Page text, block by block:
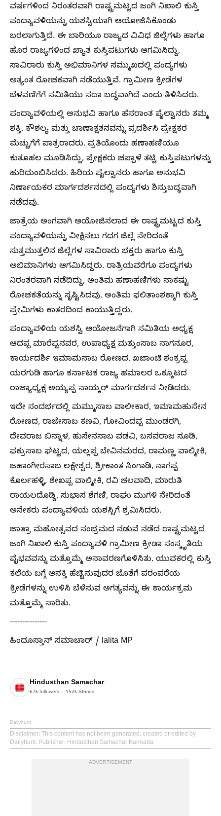
ವರ್ಷಗಳಿಂದ ನಿರಂತರವಾಗಿ ರಾಷ್ಟ್ರಮಟ್ಟದ ಜಂಗಿ ನಿಖಾಲಿ ಕುಸ್ತಿ
ಪಂದ್ಯಾವಳಿಯನ್ನು ಯಶಸ್ವಿಯಾಗಿ ಆಯೋಜಿಸಿಕೊಂಡು
ಬರಲಾಗುತ್ತಿದೆ. ಈ ಬಾರಿಯೂ ರಾಜ್ಯದ ವಿವಿಧ ಜಿಲ್ಲೆಗಳು ಹಾಗೂ
ಹೊರ ರಾಜ್ಯಗಳಿಂದ ಖ್ಯಾತ ಕುಸ್ತಿಪಟುಗಳು ಆಗಮಿಸಿದ್ದು,
ಸಾವಿರಾರು ಕುಸ್ತಿ ಅಭಿಮಾನಿಗಳ ಸಮ್ಮುಖದಲ್ಲಿ ಪಂದ್ಯಗಳು
ಅತ್ಯಂತ ರೋಚಕವಾಗಿ ನಡೆಯುತ್ತಿವೆ. ಗ್ರಾಮೀಣ ಕ್ರೀಡೆಗಳ
ಬೆಳವಣಿಗೆಗೆ ಸಮಿತಿಯು ಸದಾ ಬದ್ಧವಾಗಿದೆ ಎಂದು ತಿಳಿಸಿದರು.
ಪಂದ್ಯಾವಳಿಯಲ್ಲಿ ಅನುಭವಿ ಹಾಗೂ ಹೆಸರಾಂತ ಪೈಲ್ವಾನರು ತಮ್ಮ
ಶಕ್ತಿ, ಕೌಶಲ್ಯ ಮತ್ತು ಚಾಣಾಕ್ಷತನವನ್ನು ಪ್ರದರ್ಶಿಸಿ ಪ್ರೇಕ್ಷಕರ
ಮೆಚ್ಚುಗೆಗೆ ಪಾತ್ರರಾದರು. ಪ್ರತಿಯೊಂದು ಹಣಾಹಣಿಯೂ
ಕುತೂಹಲ ಮೂಡಿಸಿದ್ದು, ಪ್ರೇಕ್ಷಕರು ಚಪ್ಪಾಳೆ ತಟ್ಟಿ ಕುಸ್ತಿಪಟುಗಳನ್ನು
ಹುರಿದುಂಬಿಸಿದರು. ಹಿರಿಯ ಪೈಲ್ವಾನರು ಹಾಗೂ ಅನುಭವಿ
ನಿರ್ಣಾಯಕರ ಮಾರ್ಗದರ್ಶನದಲ್ಲಿ ಪಂದ್ಯಗಳು ಶಿಸ್ತುಬದ್ಧವಾಗಿ
ನಡೆದವು.
ಜಾತ್ರೆಯ ಅಂಗವಾಗಿ ಆಯೋಜಿಸಲಾದ ಈ ರಾಷ್ಟ್ರಮಟ್ಟದ ಕುಸ್ತಿ
ಪಂದ್ಯಾವಳಿಯನ್ನು ವೀಕ್ಷಿಸಲು ಗದಗ ಜಿಲ್ಲೆ ಸೇರಿದಂತೆ
ಸುತ್ತಮುತ್ತಲಿನ ಜಿಲ್ಲೆಗಳ ಸಾವಿರಾರು ಭಕ್ತರು ಹಾಗೂ ಕುಸ್ತಿ
ಅಭಿಮಾನಿಗಳು ಆಗಮಿಸಿದ್ದರು. ರಾತ್ರಿಯವರೆಗೂ ಪಂದ್ಯಗಳು
ನಿರಂತರವಾಗಿ ನಡೆದಿದ್ದು, ಅಂತಿಮ ಹಣಾಹಣಿಗಳು ಸಾಕಷ್ಟು
ರೋಚಕತೆಯನ್ನು ಸೃಷ್ಟಿಸಿದವು. ಅಂತಿಮ ಫಲಿತಾಂಶಕ್ಕಾಗಿ ಕುಸ್ತಿ
ಪ್ರೇಮಿಗಳು ಕಾತರದಿಂದ ಕಾಯುತ್ತಿದ್ದರು.
ಪಂದ್ಯಾವಳಿಯ ಯಶಸ್ವಿ ಆಯೋಜನೆಗಾಗಿ ಸಮಿತಿಯ ಅಧ್ಯಕ್ಷ
ಆದಪ್ಪ ಮಾರೆಪ್ಪನವರ, ಉಪಾಧ್ಯಕ್ಷ ಮತ್ತುಂಸಾಬ ನಾಗನೂರ,
ಕಾರ್ಯದರ್ಶಿ ಇಮಾಮಸಾಬ ರೋಣದ, ಖಜಾಂಚಿ ಶಂಕ್ರಪ್ಪ
ಯರಗುಡಿ ಹಾಗೂ ಕರ್ನಾಟಕ ರಾಜ್ಯ ಹಮಾಲರ ಒಕ್ಕೂಟದ
ರಾಜ್ಯಾಧ್ಯಕ್ಷ ಅಯ್ಯಪ್ಪ ನಾಯ್ಕರ್ ಮಾರ್ಗದರ್ಶನ ನೀಡಿದರು.
ಇದೇ ಸಂದರ್ಭದಲ್ಲಿ ಮಮ್ಮುಸಾಬ ವಾಲೀಕಾರ, ಇಮಾಮಹುಸೇನ
ರೋಣದ, ರಾಜೇಸಾಬ ಕಣವಿ, ಗೋವಿಂದಪ್ಪ ಮುಂಡರಗಿ,
ದೇವರಾಜ ಬಿನ್ನಾಳ, ಹುಸೇನಸಾಬ ವಡವಿ, ಬಸವರಾಜ ಸೂಡಿ,
ಫಕ್ರುಸಾಬ ಘಟ್ಟದ, ಯಲ್ಲಪ್ಪ ಬೇವಿನಮರದ, ರಾಮಣ್ಣ ವಾಲ್ಮೀಕಿ,
ಜಹಾಂಗೀರಸಾಬ ಲಕ್ಷೇಶ್ವರ, ಶ್ರೀಕಾಂತ ಸಿಂಗಾಡಿ, ನಾಗಪ್ಪ
ಕೊರ್ಲಹಳ್ಳಿ, ಶೇಖಪ್ಪ ವಾಲ್ಮೀಕಿ, ರವಿ ಚಲವಾದಿ, ಮಾರುತಿ
ರಾಯಲದೊಡ್ಡಿ, ಸುಭಾಸ ಶೆಗಣಿ, ರಾಘು ಮುಗಳಿ ಸೇರಿದಂತೆ
ಅನೇಕರು ಪಂದ್ಯಾವಳಿಯ ಯಶಸ್ಸಿಗೆ ಶ್ರಮಿಸಿದರು.
ಜಾತ್ರಾ ಮಹೋತ್ಸವದ ಸಂಭ್ರಮದ ನಡುವೆ ನಡೆದ ರಾಷ್ಟ್ರಮಟ್ಟದ
ಜಂಗಿ ನಿಖಾಲಿ ಕುಸ್ತಿ ಪಂದ್ಯಾವಳಿ ಗ್ರಾಮೀಣ ಕ್ರೀಡಾ ಸಂಸ್ಕೃತಿಯ
ವೈಭವವನ್ನು ಮತ್ತೊಮ್ಮೆ ಅನಾವರಣಗೊಳಿಸಿತು. ಯುವಕರಲ್ಲಿ ಕುಸ್ತಿ
ಕಲೆಯ ಬಗ್ಗೆ ಆಸಕ್ತಿ ಹೆಚ್ಚಿಸುವುದರ ಜೊತೆಗೆ ಪರಂಪರೆಯ
ಕ್ರೀಡೆಗಳನ್ನು ಉಳಿಸಿ ಬೆಳೆಸುವ ಅಗತ್ಯವನ್ನು ಈ ಕಾರ್ಯಕ್ರಮ
ಮತ್ತೊಮ್ಮೆ ಸಾರಿತು.
---------------
ಹಿಂದೂಸ್ತಾನ್ ಸಮಾಚಾರ್ / lalita MP
Hindusthan Samachar
67k followers 152k Stories
Dailyhunt
Disclaimer: This content has not been generated, created or edited by
Dailyhunt. Publisher: Hindusthan Samachar Kannada
ADVERTISEMENT